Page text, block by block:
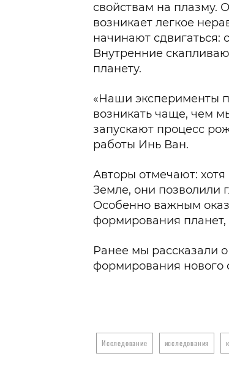
свойствам на плазму.
возникает легкое
начинают сдвигаться:
Внутренние
планету.
«Наши эксперименты
возникать чаще, чем
запускают процесс
работы Инь Ван.
Авторы отмечают:
Земле, они позволили
Особенно важным
формирования планет,
Ранее мы рассказали
формирования нового
Исследование исследования